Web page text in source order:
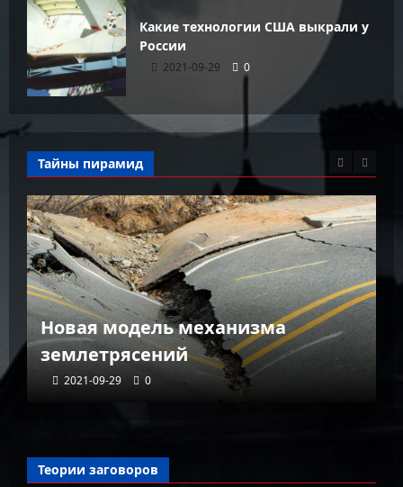
Какие технологии США выкрали у
России
2021-09-29 0
Тайны пирамид
Новая модель механизма
землетрясений
2021-09-29 0
Теории заговоров